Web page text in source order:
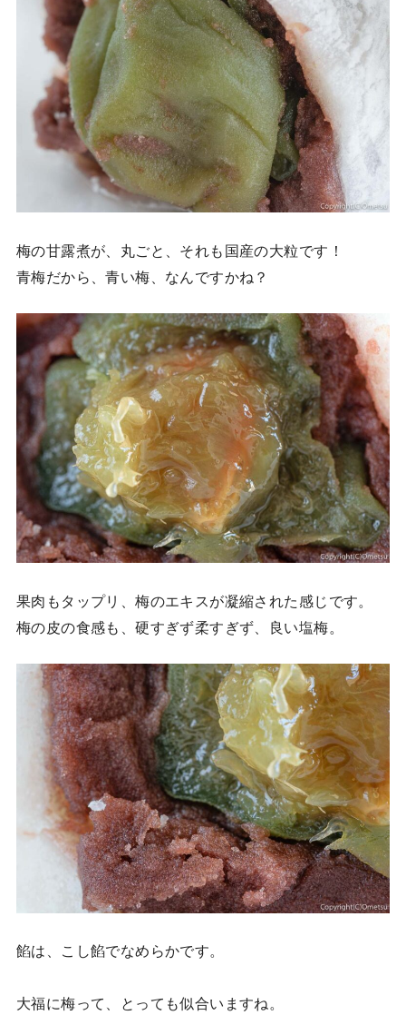
梅の甘露煮が、丸ごと、それも国産の大粒です！
青梅だから、青い梅、なんですかね？
果肉もタップリ、梅のエキスが凝縮された感じです。
梅の皮の食感も、硬すぎず柔すぎず、良い塩梅。
餡は、こし餡でなめらかです。
大福に梅って、とっても似合いますね。